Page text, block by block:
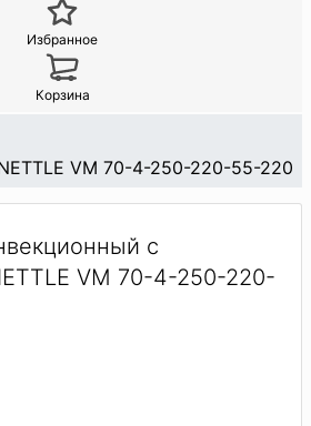
Избранное
Корзина
VM 70-4-250-220-55-220
с
VM 70-4-250-220-